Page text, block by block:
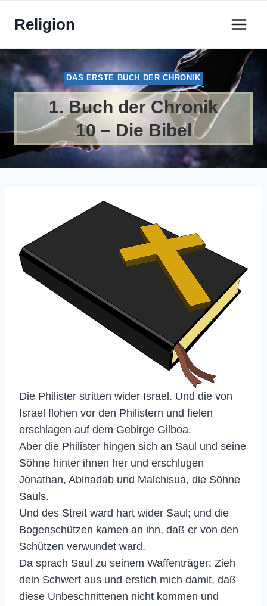
InhaltReligion
DAS ERSTE BUCH DER CHRONIK
1. Buch der Chronik
10 – Die Bibel
Die Philister stritten wider Israel. Und die von
Israel flohen vor den Philistern und fielen
erschlagen auf dem Gebirge Gilboa.
Aber die Philister hingen sich an Saul und seine
Söhne hinter ihnen her und erschlugen
Jonathan, Abinadab und Malchisua, die Söhne
Sauls.
Und des Streit ward hart wider Saul; und die
Bogenschützen kamen an ihn, daß er von den
Schützen verwundet ward.
Da sprach Saul zu seinem Waffenträger: Zieh
dein Schwert aus und erstich mich damit, daß
diese Unbeschnittenen nicht kommen und